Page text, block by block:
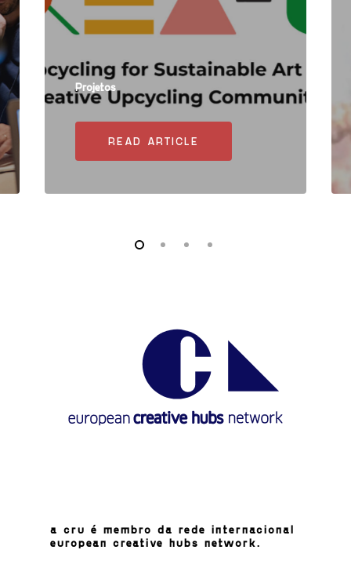
Projetos
READ ARTICLE
a cru é membro da rede internacional
european creative hubs network.